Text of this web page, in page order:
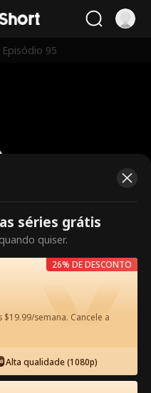
Episódio 95
Desbloqueie
séries grátis
quiser.
semana. Cancele a
Alta qualidade (1080p)
26% DE DESCONTO